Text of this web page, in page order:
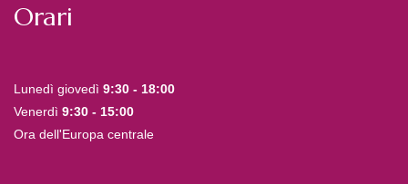
Orari
Lunedì giovedì 9:30 - 18:00
Venerdì 9:30 - 15:00
Ora dell'Europa centrale